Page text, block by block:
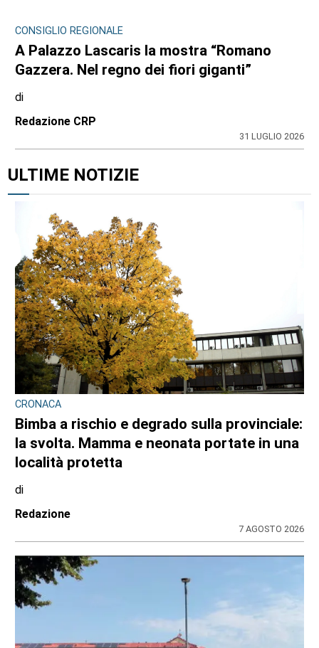
CONSIGLIO REGIONALE
A Palazzo Lascaris la mostra “Romano
Gazzera. Nel regno dei fiori giganti”
di
Redazione CRP
31 LUGLIO 2026
ULTIME NOTIZIE
CRONACA
Bimba a rischio e degrado sulla provinciale:
la svolta. Mamma e neonata portate in una
località protetta
di
Redazione
7 AGOSTO 2026